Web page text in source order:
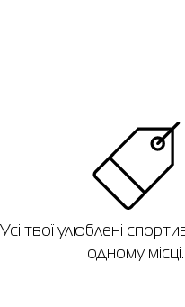
Усі твої улюблені
одному місці.